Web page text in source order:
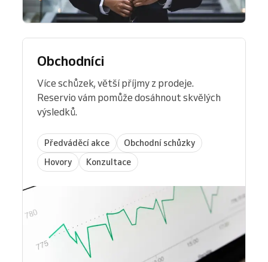
Obchodníci
Více schůzek, větší příjmy z prodeje.
Reservio vám pomůže dosáhnout skvělých
výsledků.
Předváděcí akce
Obchodní schůzky
Hovory
Konzultace